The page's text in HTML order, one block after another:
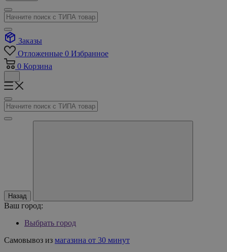
Заказы
Отложенные 0 Избранное
0 Корзина
Назад
Ваш город:
Выбрать город
Самовывоз из магазина от 30 минут